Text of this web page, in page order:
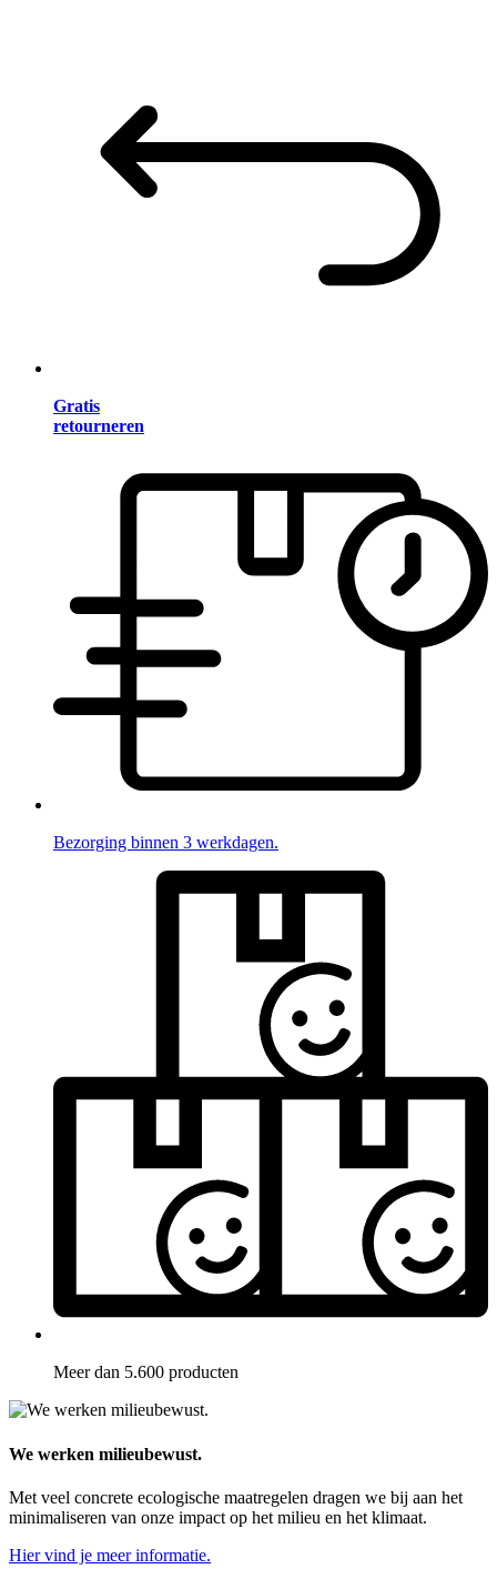
Gratis
retourneren
Bezorging binnen 3 werkdagen.
Meer dan 5.600 producten
We werken milieubewust.
Met veel concrete ecologische maatregelen dragen we bij aan het
minimaliseren van onze impact op het milieu en het klimaat.
Hier vind je meer informatie.